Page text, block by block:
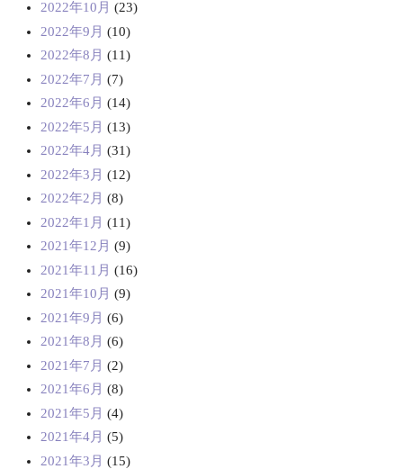
2022年10月 (23)
2022年9月 (10)
2022年8月 (11)
2022年7月 (7)
2022年6月 (14)
2022年5月 (13)
2022年4月 (31)
2022年3月 (12)
2022年2月 (8)
2022年1月 (11)
2021年12月 (9)
2021年11月 (16)
2021年10月 (9)
2021年9月 (6)
2021年8月 (6)
2021年7月 (2)
2021年6月 (8)
2021年5月 (4)
2021年4月 (5)
2021年3月 (15)